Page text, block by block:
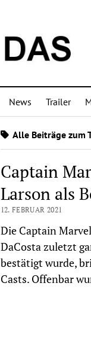
News Trailer
Alle Beiträge zum
Captain
Larson als
12. FEBRUAR 2021
Die Captain
DaCosta zuletzt
bestätigt wurde,
Casts. Offenbar